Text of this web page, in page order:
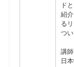
ド
紹
る
つ
講師
日